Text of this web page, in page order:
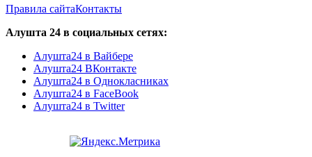
Правила сайтаКонтакты
Алушта 24 в социальных сетях:
Алушта24 в Вайбере
Алушта24 ВКонтакте
Алушта24 в Однокласниках
Алушта24 в FaceBook
Алушта24 в Twitter